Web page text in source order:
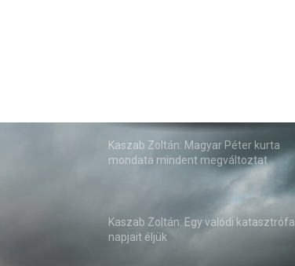
Kaszab Zoltán: Magyar Péter kurta
mondata mindent megváltoztat
Kaszab Zoltán: Egy valódi katasztrófa
napjait éljük